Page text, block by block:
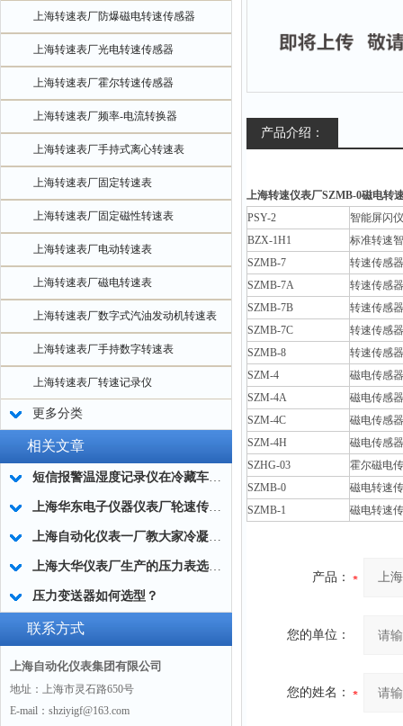
上海转速表厂防爆磁电转速传感器
上海转速表厂光电转速传感器
上海转速表厂霍尔转速传感器
上海转速表厂频率-电流转换器
上海转速表厂手持式离心转速表
上海转速表厂固定转速表
上海转速表厂固定磁性转速表
上海转速表厂电动转速表
上海转速表厂磁电转速表
上海转速表厂数字式汽油发动机转速表
上海转速表厂手持数字转速表
上海转速表厂转速记录仪
更多分类
相关文章
短信报警温湿度记录仪在冷藏车上的应用及使用难点
上海华东电子仪器仪表厂轮速传感器的拆卸和安装方法
上海自动化仪表一厂教大家冷凝器的故障排除方法
上海大华仪表厂生产的压力表选用规定
压力变送器如何选型？
联系方式
上海自动化仪表集团有限公司
地址：上海市灵石路650号
E-mail：shziyigf@163.com
产品介绍：
上海转速仪表厂SZMB-0磁电转
PSY-2
智能屏闪仪
BZX-1H1
标准转速
SZMB-7
转速传感器
SZMB-7A
转速传感器
SZMB-7B
转速传感器
SZMB-7C
转速传感器
SZMB-8
转速传感器
SZM-4
磁电传感器
SZM-4A
磁电传感器
SZM-4C
磁电传感器
SZM-4H
磁电传感器
SZHG-03
霍尔磁电
SZMB-0
磁电转速
SZMB-1
磁电转速
产品：
您的单位：
您的姓名：